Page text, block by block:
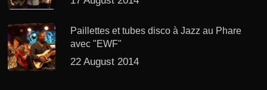
Paillettes et tubes disco à Jazz au Phare
avec "EWF"
22 August 2014